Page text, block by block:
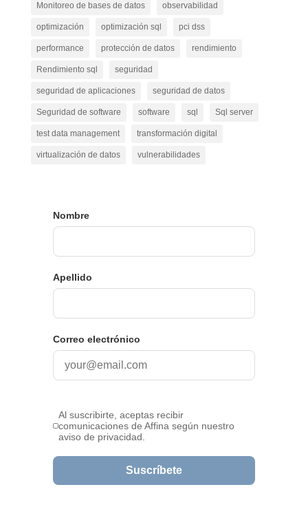
Monitoreo de bases de datos observabilidad
optimización optimización sql pci dss
performance protección de datos rendimiento
Rendimiento sql seguridad
seguridad de aplicaciones seguridad de datos
Seguridad de software software sql Sql server
test data management transformación digital
virtualización de datos vulnerabilidades